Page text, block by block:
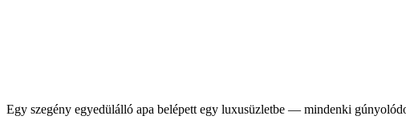
Egy szegény egyedülálló apa belépett egy luxusüzletbe — mindenki